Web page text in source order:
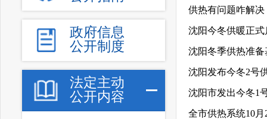
政府信息
公开制度
法定主动
公开内容
供热有问题咋解
沈阳冬季供热准
沈阳发布今冬2号
沈阳市发出今冬1
全市供热系统10